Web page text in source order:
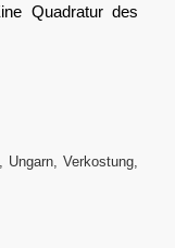
Quadratur des
Ungarn ,Verkostung